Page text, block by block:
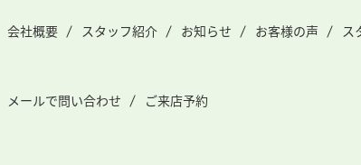
会社概要 スタッフ紹介 お知らせ お客様の声 ス
メールで問い合わせ ご来店予約